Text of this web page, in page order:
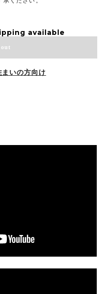
available
out
まいの方向け